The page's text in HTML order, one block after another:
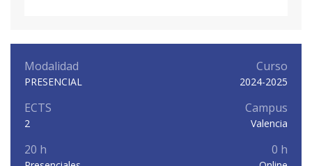
Modalidad
PRESENCIAL
Curso
2024-2025
ECTS
2
Campus
Valencia
20 h 0 h